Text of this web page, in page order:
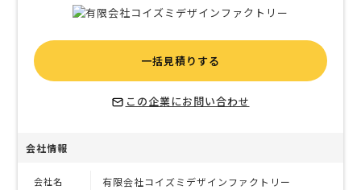
一括見積りする
この企業にお問い合わせ
会社情報
会社名 有限会社コイズミデザインファクトリー